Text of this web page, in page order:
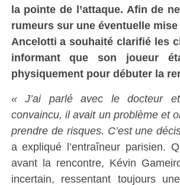
la pointe de l’attaque. Afin de
rumeurs sur une éventuelle mise
Ancelotti a souhaité clarifié les
informant que son joueur
physiquement pour débuter la
« J’ai parlé avec le docteur
convaincu, il avait un problème et
prendre de risques. C’est une
a expliqué l’entraîneur parisien.
avant la rencontre, Kévin
incertain, ressentant toujours